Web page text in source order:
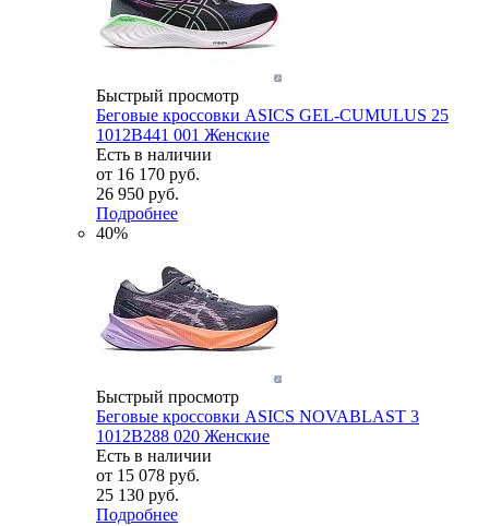
Быстрый просмотр
Беговые кроссовки ASICS GEL-CUMULUS 25
1012B441 001 Женские
Есть в наличии
от 16 170 руб.
26 950 руб.
Подробнее
40%
Быстрый просмотр
Беговые кроссовки ASICS NOVABLAST 3
1012B288 020 Женские
Есть в наличии
от 15 078 руб.
25 130 руб.
Подробнее